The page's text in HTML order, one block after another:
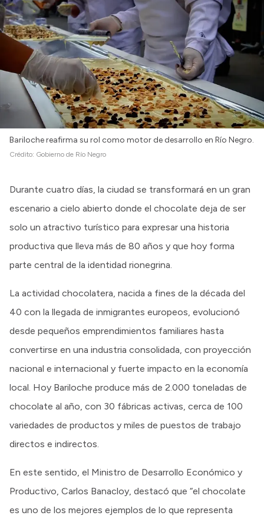
Bariloche reafirma su rol como motor de desarrollo en Río Negro.
Crédito: Gobierno de Río Negro
Durante cuatro días, la ciudad se transformará en un gran
escenario a cielo abierto donde el chocolate deja de ser
solo un atractivo turístico para expresar una historia
productiva que lleva más de 80 años y que hoy forma
parte central de la identidad rionegrina.
La actividad chocolatera, nacida a fines de la década del
40 con la llegada de inmigrantes europeos, evolucionó
desde pequeños emprendimientos familiares hasta
convertirse en una industria consolidada, con proyección
nacional e internacional y fuerte impacto en la economía
local. Hoy Bariloche produce más de 2.000 toneladas de
chocolate al año, con 30 fábricas activas, cerca de 100
variedades de productos y miles de puestos de trabajo
directos e indirectos.
En este sentido, el Ministro de Desarrollo Económico y
Productivo, Carlos Banacloy, destacó que “el chocolate
es uno de los mejores ejemplos de lo que representa